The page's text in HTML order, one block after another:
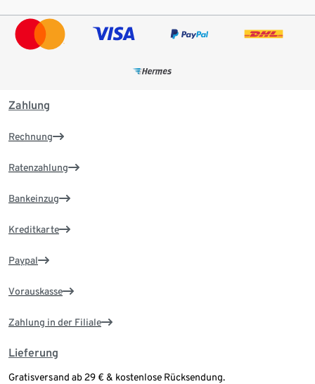
Zahlung
Rechnung
Ratenzahlung
Bankeinzug
Kreditkarte
Paypal
Vorauskasse
Zahlung in der Filiale
Lieferung
Gratisversand ab 29 € & kostenlose Rücksendung.